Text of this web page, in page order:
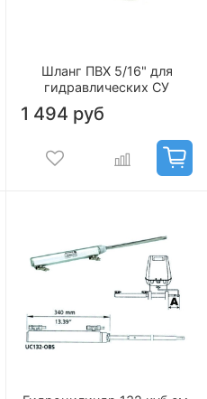
Шланг ПВХ 5/16" для
гидравлических СУ
1 494 руб